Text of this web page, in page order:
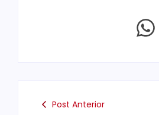
Post Anterior